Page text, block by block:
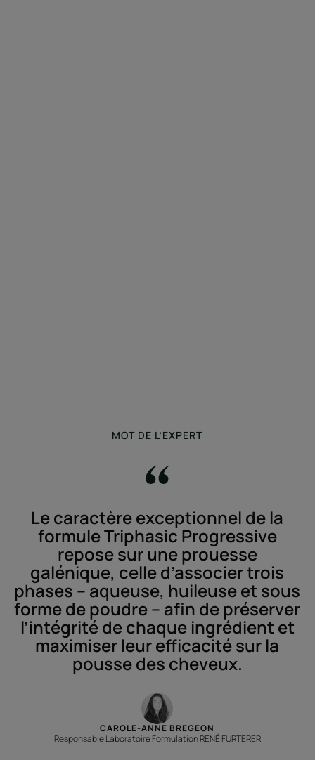
MOT DE L’EXPERT
Le caractère exceptionnel de la
formule Triphasic Progressive
repose sur une prouesse
galénique, celle d’associer trois
phases – aqueuse, huileuse et sous
forme de poudre – afin de préserver
l’intégrité de chaque ingrédient et
maximiser leur efficacité sur la
pousse des cheveux.
CAROLE-ANNE BREGEON
Responsable Laboratoire Formulation RENÉ FURTERER